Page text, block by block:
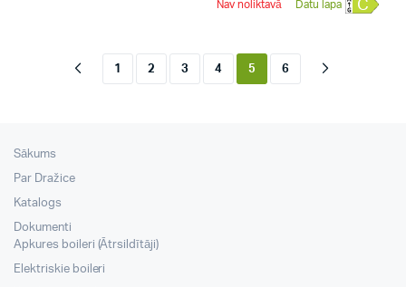
Nav noliktavā Datu lapa C
1 2 3 4 5 6
Sākums
Par Dražice
Katalogs
Dokumenti
Apkures boileri (Ātrsildītāji)
Elektriskie boileri